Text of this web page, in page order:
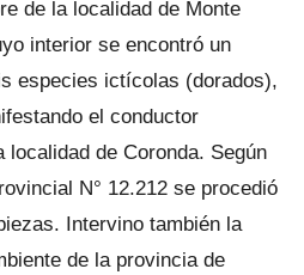
de la localidad de Monte
interior se encontró un
especies ictícolas (dorados),
el conductor
localidad de Coronda. Según
N° 12.212 se procedió
Intervino también la
de la provincia de